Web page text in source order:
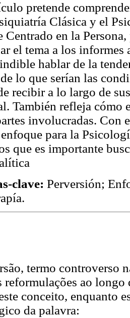
pretende
Clásica y el
Centrado en la
el tema a los informes
hablar de la
lo que serían las
recibir a lo largo de
También refleja cómo
involucradas.
enfoque para la
que es importante
clave: Perversión;
termo controverso
reformulações ao
conceito, enquanto
da palavra: